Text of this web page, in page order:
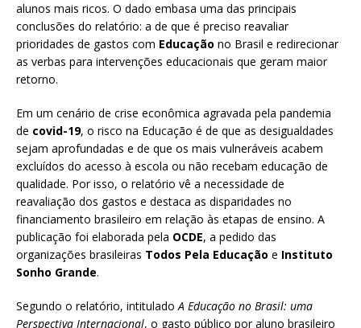
alunos mais ricos. O dado embasa uma das principais
conclusões do relatório: a de que é preciso reavaliar
prioridades de gastos com Educação no Brasil e redirecionar
as verbas para intervenções educacionais que geram maior
retorno.
Em um cenário de crise econômica agravada pela pandemia
de covid-19, o risco na Educação é de que as desigualdades
sejam aprofundadas e de que os mais vulneráveis acabem
excluídos do acesso à escola ou não recebam educação de
qualidade. Por isso, o relatório vê a necessidade de
reavaliação dos gastos e destaca as disparidades no
financiamento brasileiro em relação às etapas de ensino. A
publicação foi elaborada pela OCDE, a pedido das
organizações brasileiras Todos Pela Educação e Instituto
Sonho Grande.
Segundo o relatório, intituladoA Educação no Brasil: uma
Perspectiva Internacional, o gasto público por aluno brasileiro